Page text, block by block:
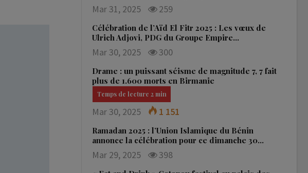
Mar 31, 2025 259
Célébration de l’Aïd El Fitr 2025 : Les vœux de
Ulrich Adjovi, PDG du Groupe Empire…
Mar 30, 2025 300
Drame : un puissant séisme de magnitude 7, 7 fait
plus de 1.600 morts en Birmanie
Mar 30, 2025 1 151
Ramadan 2025 : l’Union Islamique du Bénin
annonce la célébration pour ce dimanche 30…
Mar 29, 2025 398